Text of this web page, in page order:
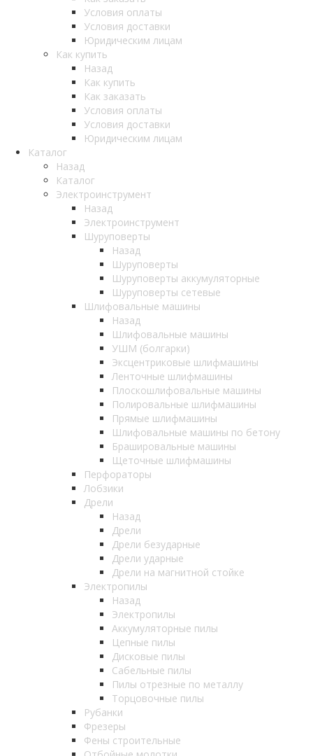
Условия оплаты
Условия доставки
Юридическим лицам
Как купить
Назад
Как купить
Как заказать
Условия оплаты
Условия доставки
Юридическим лицам
Каталог
Назад
Каталог
Электроинструмент
Назад
Электроинструмент
Шуруповерты
Назад
Шуруповерты
Шуруповерты аккумуляторные
Шуруповерты сетевые
Шлифовальные машины
Назад
Шлифовальные машины
УШМ (болгарки)
Эксцентриковые шлифмашины
Ленточные шлифмашины
Плоскошлифовальные машины
Полировальные шлифмашины
Прямые шлифмашины
Шлифовальные машины по бетону
Брашировальные машины
Щеточные шлифмашины
Перфораторы
Лобзики
Дрели
Назад
Дрели
Дрели безударные
Дрели ударные
Дрели на магнитной стойке
Электропилы
Назад
Электропилы
Аккумуляторные пилы
Цепные пилы
Дисковые пилы
Сабельные пилы
Пилы отрезные по металлу
Торцовочные пилы
Рубанки
Фрезеры
Фены строительные